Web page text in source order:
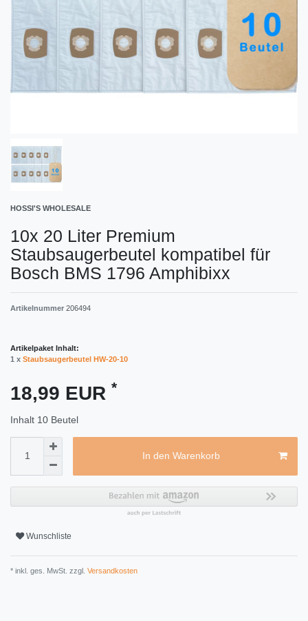
HOSSI'S WHOLESALE
10x 20 Liter Premium
Staubsaugerbeutel kompatibel für
Bosch BMS 1796 Amphibixx
Artikelnummer 206494
Artikelpaket Inhalt:
1 x Staubsaugerbeutel HW-20-10
18,99 EUR *
Inhalt 10 Beutel
In den Warenkorb
Wunschliste
* inkl. ges. MwSt. zzgl. Versandkosten